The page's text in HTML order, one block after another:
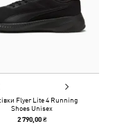
Flyer Lite 4 Running
Shoes Unisex
2 790,00 ₴